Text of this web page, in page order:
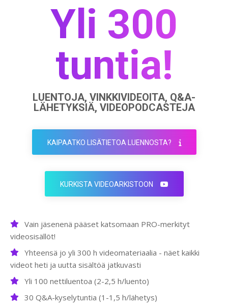
Yli 300
tuntia!
LUENTOJA, VINKKIVIDEOITA, Q&A-
LÄHETYKSIÄ, VIDEOPODCASTEJA
KAIPAATKO LISÄTIETOA LUENNOSTA?
KURKISTA VIDEOARKISTOON
Vain jäsenenä pääset katsomaan PRO-merkityt
videosisällöt!
Yhteensä jo yli 300 h videomateriaalia - näet kaikki
videot heti ja uutta sisältöä jatkuvasti
Yli 100 nettiluentoa (2-2,5 h/luento)
30 Q&A-kyselytuntia (1-1,5 h/lähetys)